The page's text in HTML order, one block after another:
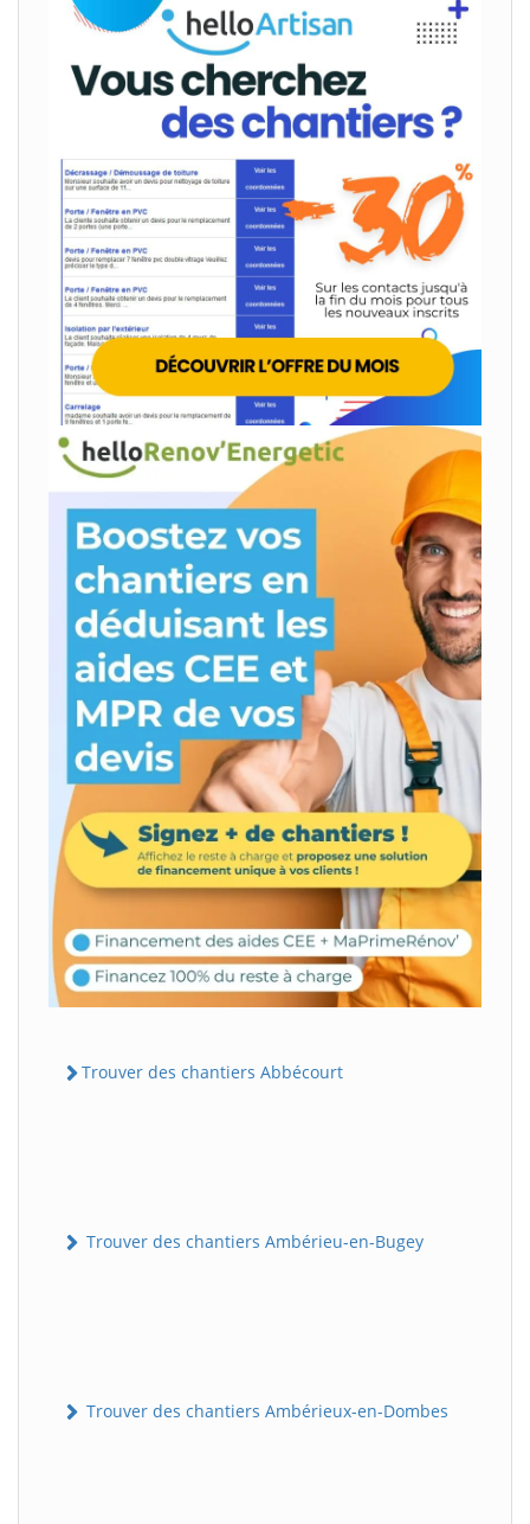
Trouver des chantiers Abbécourt
Trouver des chantiers Ambérieu-en-Bugey
Trouver des chantiers Ambérieux-en-Dombes